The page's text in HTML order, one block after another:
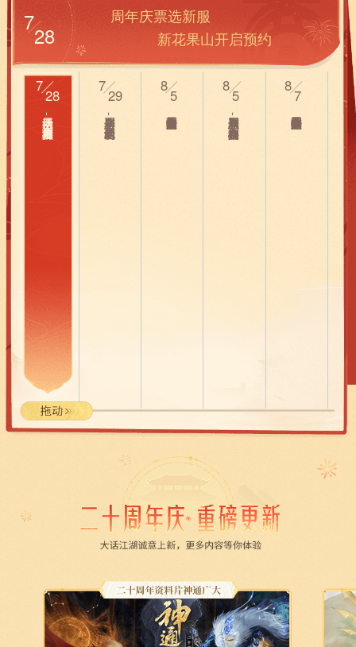
7
28
周年庆票选新服
新花果山开启预约
7
28
生日祈愿活动 - 签到祈愿抽六艺神兽
7
29
周年庆票选新服 - 新花果山开启预约
8
5
8
5
周年庆系列新服开服 - 心猿携百万福利加入
8
7
8